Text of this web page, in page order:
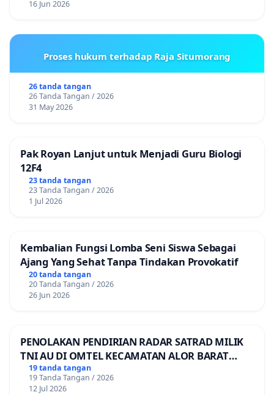
16 Jun 2026
Proses hukum terhadap Raja Situmorang
26 tanda tangan
26 Tanda Tangan / 2026
31 May 2026
Pak Royan Lanjut untuk Menjadi Guru Biologi
12F4
23 tanda tangan
23 Tanda Tangan / 2026
1 Jul 2026
Kembalian Fungsi Lomba Seni Siswa Sebagai
Ajang Yang Sehat Tanpa Tindakan Provokatif
20 tanda tangan
20 Tanda Tangan / 2026
26 Jun 2026
PENOLAKAN PENDIRIAN RADAR SATRAD MILIK
TNI AU DI OMTEL KECAMATAN ALOR BARAT
LAUT, KABUPATEN ALOR
19 tanda tangan
19 Tanda Tangan / 2026
12 Jul 2026